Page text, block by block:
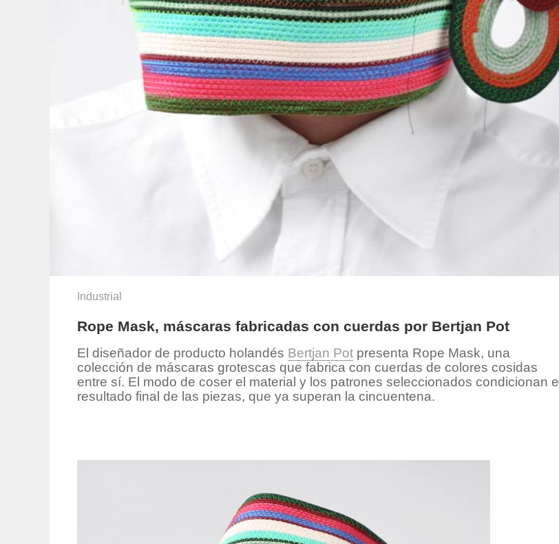
Industrial
Rope Mask, máscaras fabricadas con cuerdas por Bertjan Pot
El diseñador de producto holandés Bertjan Potpresenta Rope Mask, una
colección de máscaras grotescas que fabrica con cuerdas de colores cosidas
entre sí. El modo de coser el material y los patrones seleccionados condicionan el
resultado final de las piezas, que ya superan la cincuentena.